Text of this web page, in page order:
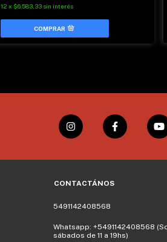
12 x $6.583,33 sin interés
CONTACTÁNOS
5491142408568
Whatsapp: +5491142408568
sábados de 11 a 19hs)